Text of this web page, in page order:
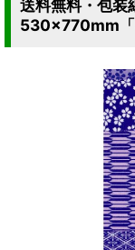
送料無料・包装
530×770mm「